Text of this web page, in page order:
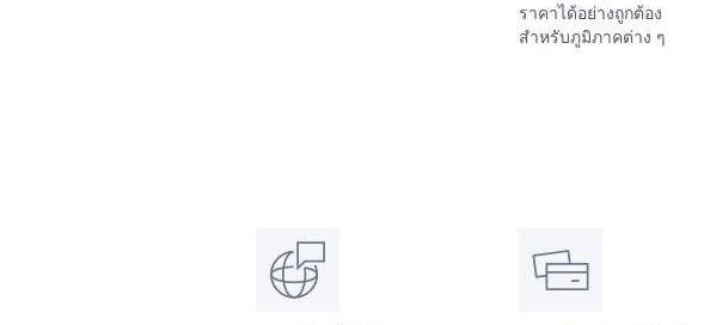
ราคาได้อย่างถูกต้อง
สำหรับภูมิภาคต่าง ๆ